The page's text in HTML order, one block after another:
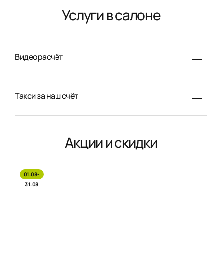
Услуги в салоне
Видеорасчёт
Такси за наш счёт
Акции и скидки
01.08-
31.08